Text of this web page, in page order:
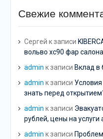
Свежие
Сергей к записи
вольво хс90 фар
admin к записи Вклад в
admin к записи
знать перед
admin к записи
рублей, цены на услуги
admin к записи